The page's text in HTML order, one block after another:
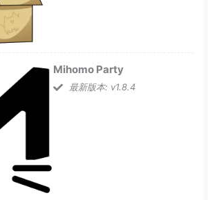
Mihomo Party
最新版本: v1.8.4